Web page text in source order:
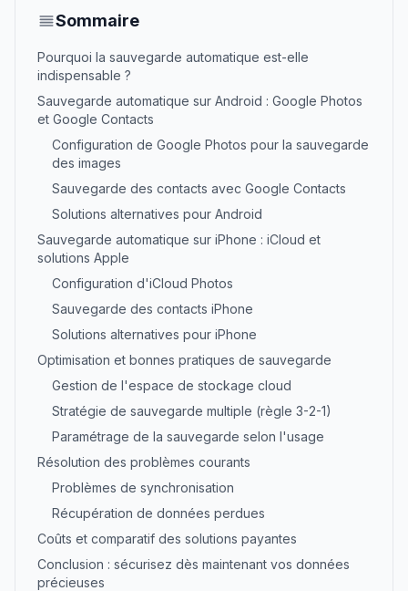
Sommaire
Pourquoi la sauvegarde automatique est-elle
indispensable ?
Sauvegarde automatique sur Android : Google Photos
et Google Contacts
Configuration de Google Photos pour la sauvegarde
des images
Sauvegarde des contacts avec Google Contacts
Solutions alternatives pour Android
Sauvegarde automatique sur iPhone : iCloud et
solutions Apple
Configuration d'iCloud Photos
Sauvegarde des contacts iPhone
Solutions alternatives pour iPhone
Optimisation et bonnes pratiques de sauvegarde
Gestion de l'espace de stockage cloud
Stratégie de sauvegarde multiple (règle 3-2-1)
Paramétrage de la sauvegarde selon l'usage
Résolution des problèmes courants
Problèmes de synchronisation
Récupération de données perdues
Coûts et comparatif des solutions payantes
Conclusion : sécurisez dès maintenant vos données
précieuses